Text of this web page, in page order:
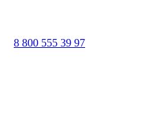
8 800 555 39 97